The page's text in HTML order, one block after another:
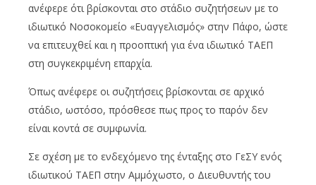
ανέφερε ότι βρίσκονται στο στάδιο συζητήσεων με το
ιδιωτικό Νοσοκομείο «Ευαγγελισμός» στην Πάφο, ώστε
να επιτευχθεί και η προοπτική για ένα ιδιωτικό ΤΑΕΠ
στη συγκεκριμένη επαρχία.
Όπως ανέφερε οι συζητήσεις βρίσκονται σε αρχικό
στάδιο, ωστόσο, πρόσθεσε πως προς το παρόν δεν
είναι κοντά σε συμφωνία.
Σε σχέση με το ενδεχόμενο της ένταξης στο ΓεΣΥ ενός
ιδιωτικού ΤΑΕΠ στην Αμμόχωστο, ο Διευθυντής του